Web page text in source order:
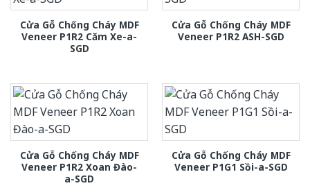
Cửa Gỗ Chống Cháy MDF
Veneer P1R2 Căm Xe-a-
SGD
Cửa Gỗ Chống Cháy MDF
Veneer P1R2 ASH-SGD
Cửa Gỗ Chống Cháy MDF
Veneer P1R2 Xoan Đào-
a-SGD
Cửa Gỗ Chống Cháy MDF
Veneer P1G1 Sồi-a-SGD